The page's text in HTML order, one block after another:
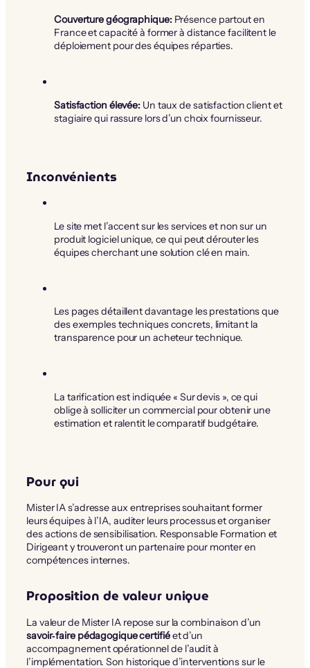
Couverture géographique:Présence partout en
France et capacité à former à distance facilitent le
déploiement pour des équipes réparties.
Satisfaction élevée: Un taux de satisfaction client et
stagiaire qui rassure lors d’un choix fournisseur.
Inconvénients
Le site met l’accent sur les services et non sur un
produit logiciel unique, ce qui peut dérouter les
équipes cherchant une solution clé en main.
Les pages détaillent davantage les prestations que
des exemples techniques concrets, limitant la
transparence pour un acheteur technique.
La tarification est indiquée « Sur devis », ce qui
oblige à solliciter un commercial pour obtenir une
estimation et ralentit le comparatif budgétaire.
Pour qui
Mister IA s’adresse aux entreprises souhaitant former
leurs équipes à l’IA, auditer leurs processus et organiser
des actions de sensibilisation. Responsable Formation et
Dirigeant y trouveront un partenaire pour monter en
compétences internes.
Proposition de valeur unique
La valeur de Mister IA repose sur la combinaison d’un
savoir‑faire pédagogique certifiéet d’un
accompagnement opérationnel de l’audit à
l’implémentation. Son historique d’interventions sur le